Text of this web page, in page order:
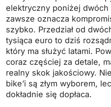
elektryczny poniżej
zawsze oznacza
szybko. Przedział od
tysiąca euro to dziś
który ma służyć latami.
coraz częściej za detale,
realny skok jakościowy.
bike’i są złym wyborem,
dokładnie się dopłaca.